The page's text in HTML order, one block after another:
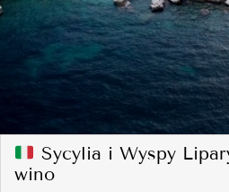
Sycylia i Wyspy
wino